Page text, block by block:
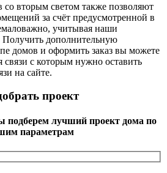
вторым светом также позволяют
за счёт предусмотренной в
учитывая наши
Получить дополнительную
домов и оформить заказ вы можете
с которым нужно оставить
на сайте.
проект
подберем лучший проект дома по
параметрам